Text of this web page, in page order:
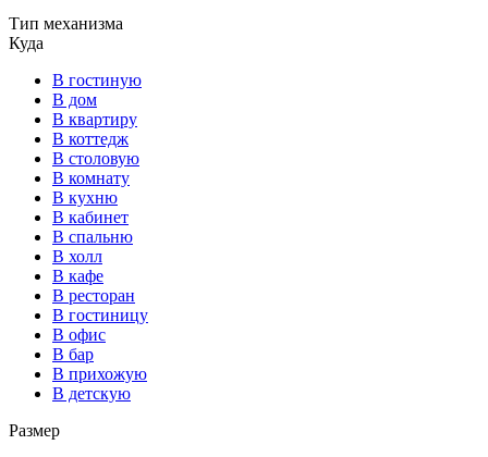
Тип механизма
Куда
В гостиную
В дом
В квартиру
В коттедж
В столовую
В комнату
В кухню
В кабинет
В спальню
В холл
В кафе
В ресторан
В гостиницу
В офис
В бар
В прихожую
В детскую
Размер